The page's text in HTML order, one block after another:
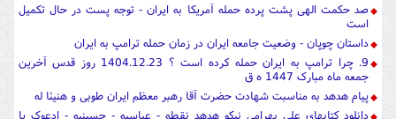
صد حکمت الهی پشت پرده حمله آمریکا به ایران - توجه پست در حال تکمیل
است
داستان چوپان - وضعیت جامعه ایران در زمان حمله ترامپ به ایران
9. چرا ترامپ به ایران حمله کرده است ؟ 1404.12.23 روز قدس آخرین
جمعه ماه مبارک 1447 ه ق
پیام هدهد به مناسبت شهادت حضرت آقا رهبر معظم ایران طوبی و هنیئا له
دانلود کتابهای علی بهرامی نیکو هدهد نقطه - عباسیه - حسینیه - ادعوک یا